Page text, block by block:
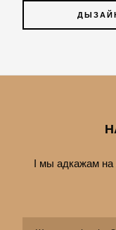
І мы адкажам на